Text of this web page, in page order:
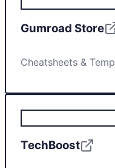
Gumroad Store
Cheatsheets &
TechBoost